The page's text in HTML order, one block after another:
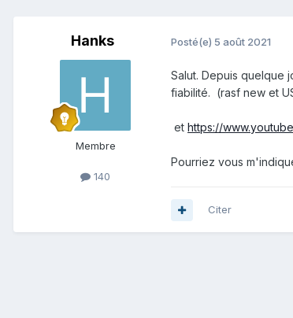
Hanks
Membre
140
Posté(e) 5 août 2021
Salut. Depuis quelque
fiabilité. (rasf new et
et https://
Pourriez vous
Citer